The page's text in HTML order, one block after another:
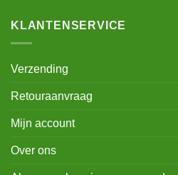
KLANTENSERVICE
Verzending
Retouraanvraag
Mijn account
Over ons